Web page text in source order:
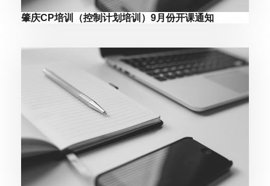
肇庆CP培训（控制计划培训）9月份开课通知